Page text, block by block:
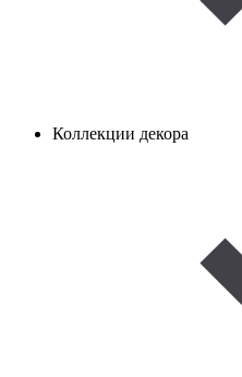
Коллекции декора